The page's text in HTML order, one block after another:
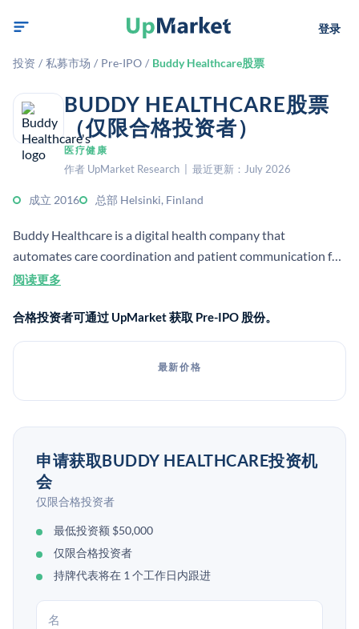
登录
投资 / 私募市场 / Pre-IPO / Buddy Healthcare股票
BUDDY HEALTHCARE股票
（仅限合格投资者）
医疗健康
作者 UpMarket Research | 最近更新：July 2026
成立 2016 总部 Helsinki, Finland
Buddy Healthcare is a digital health company that
automates care coordination and patient communication for
hospitals and clinics. Its BuddyCare platform includes a
streamline pathways and improve operational efficiency.
阅读更多
合格投资者可通过 UpMarket 获取 Pre-IPO 股份。
最新价格
申请获取BUDDY HEALTHCARE投资机
会
仅限合格投资者
最低投资额 $50,000
仅限合格投资者
持牌代表将在 1 个工作日内跟进